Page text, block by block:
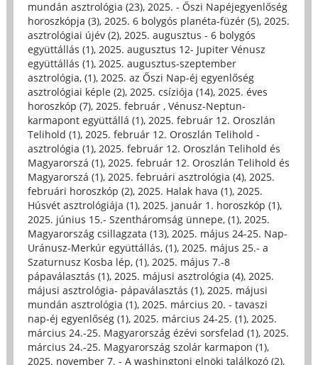
mundán asztrológia (23), 2025. - Őszi Napéjegyenlőség
horoszkópja (3), 2025. 6 bolygós planéta-füzér (5), 2025.
asztrológiai újév (2), 2025. augusztus - 6 bolygós
együttállás (1), 2025. augusztus 12- Jupiter Vénusz
együttállás (1), 2025. augusztus-szeptember
asztrológia, (1), 2025. az Őszi Nap-éj egyenlőség
asztrológiai képle (2), 2025. csíziója (14), 2025. éves
horoszkóp (7), 2025. február , Vénusz-Neptun-
karmapont együttállá (1), 2025. február 12. Oroszlán
Telihold (1), 2025. február 12. Oroszlán Telihold -
asztrológia (1), 2025. február 12. Oroszlán Telihold és
Magyarorszá (1), 2025. február 12. Oroszlán Telihold és
Magyarorszá (1), 2025. februári asztrológia (4), 2025.
februári horoszkóp (2), 2025. Halak hava (1), 2025.
Húsvét asztrológiája (1), 2025. január 1. horoszkóp (1),
2025. június 15.- Szentháromság ünnepe, (1), 2025.
Magyarország csillagzata (13), 2025. május 24-25. Nap-
Uránusz-Merkúr együttállás, (1), 2025. május 25.- a
Szaturnusz Kosba lép, (1), 2025. május 7.-8
pápaválasztás (1), 2025. májusi asztrológia (4), 2025.
májusi asztrológia- pápaválasztás (1), 2025. májusi
mundán asztrológia (1), 2025. március 20. - tavaszi
nap-éj egyenlőség (1), 2025. március 24-25. (1), 2025.
március 24.-25. Magyarország ézévi sorsfelad (1), 2025.
március 24.-25. Magyarország szolár karmapon (1),
2025. november 7. - A washingtoni elnöki találkozó (2),